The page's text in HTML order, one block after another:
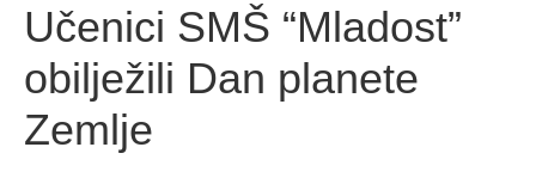
Učenici SMŠ “Mladost”
obilježili Dan planete
Zemlje